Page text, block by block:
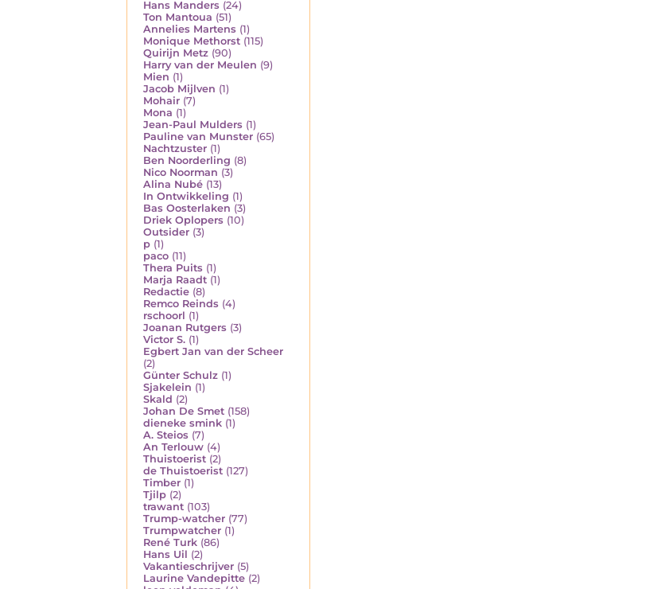
Hans Manders (24)
Ton Mantoua (51)
Annelies Martens (1)
Monique Methorst (115)
Quirijn Metz (90)
Harry van der Meulen (9)
Mien (1)
Jacob Mijlven (1)
Mohair (7)
Mona (1)
Jean-Paul Mulders (1)
Pauline van Munster (65)
Nachtzuster (1)
Ben Noorderling (8)
Nico Noorman (3)
Alina Nubé (13)
In Ontwikkeling (1)
Bas Oosterlaken (3)
Driek Oplopers (10)
Outsider (3)
p (1)
paco (11)
Thera Puits (1)
Marja Raadt (1)
Redactie (8)
Remco Reinds (4)
rschoorl (1)
Joanan Rutgers (3)
Victor S. (1)
Egbert Jan van der Scheer
(2)
Günter Schulz (1)
Sjakelein (1)
Skald (2)
Johan De Smet (158)
dieneke smink (1)
A. Steios (7)
An Terlouw (4)
Thuistoerist (2)
de Thuistoerist (127)
Timber (1)
Tjilp (2)
trawant (103)
Trump-watcher (77)
Trumpwatcher (1)
René Turk (86)
Hans Uil (2)
Vakantieschrijver (5)
Laurine Vandepitte (2)